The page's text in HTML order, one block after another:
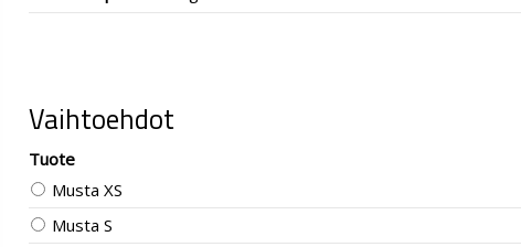
Vaihtoehdot
Tuote
Musta XS
Musta S